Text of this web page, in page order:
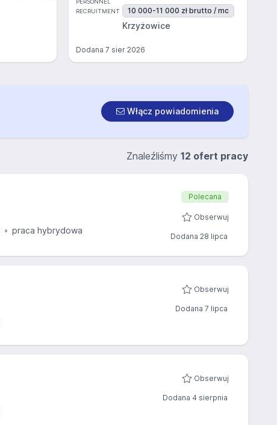
10 000-11 000 zł brutto / mc
Krzyżowice
Dodana 7 sier 2026
Włącz powiadomienia
Znaleźliśmy 12 ofert pracy
praca hybrydowa
Polecana
Obserwuj
Dodana 28 lipca
Obserwuj
Dodana 7 lipca
Obserwuj
Dodana 4 sierpnia